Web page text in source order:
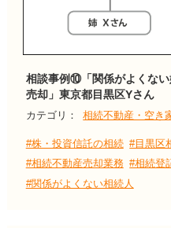
相談事例⑩「関係がよくな
売却」東京都目黒区Yさん
カテゴリ： 相続不動産・空き
#株・投資信託の相続 #目黒区
#相続不動産売却業務 #相続登
#関係がよくない相続人